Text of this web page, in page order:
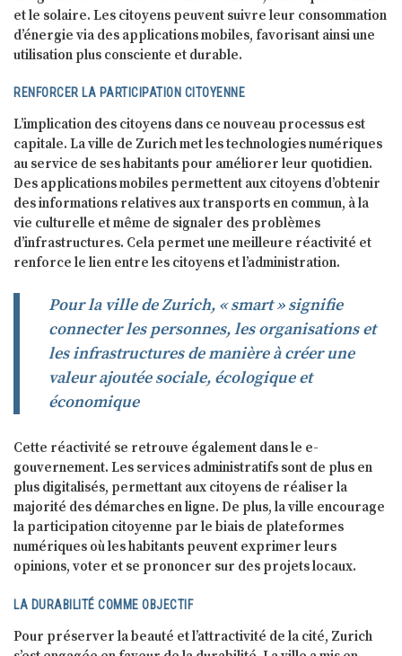
et le solaire. Les citoyens peuvent suivre leur consommation
d’énergie via des applications mobiles, favorisant ainsi une
utilisation plus consciente et durable.
RENFORCER LA PARTICIPATION CITOYENNE
L’implication des citoyens dans ce nouveau processus est
capitale. La ville de Zurich met les technologies numériques
au service de ses habitants pour améliorer leur quotidien.
Des applications mobiles permettent aux citoyens d’obtenir
des informations relatives aux transports en commun, à la
vie culturelle et même de signaler des problèmes
d’infrastructures. Cela permet une meilleure réactivité et
renforce le lien entre les citoyens et l’administration.
Pour la ville de Zurich, « smart » signifie
connecter les personnes, les organisations et
les infrastructures de manière à créer une
valeur ajoutée sociale, écologique et
économique
Cette réactivité se retrouve également dans le e-
gouvernement. Les services administratifs sont de plus en
plus digitalisés, permettant aux citoyens de réaliser la
majorité des démarches en ligne. De plus, la ville encourage
la participation citoyenne par le biais de plateformes
numériques où les habitants peuvent exprimer leurs
opinions, voter et se prononcer sur des projets locaux.
LA DURABILITÉ COMME OBJECTIF
Pour préserver la beauté et l’attractivité de la cité, Zurich